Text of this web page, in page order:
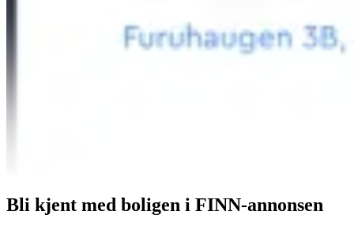
Bli kjent med boligen i FINN-annonsen